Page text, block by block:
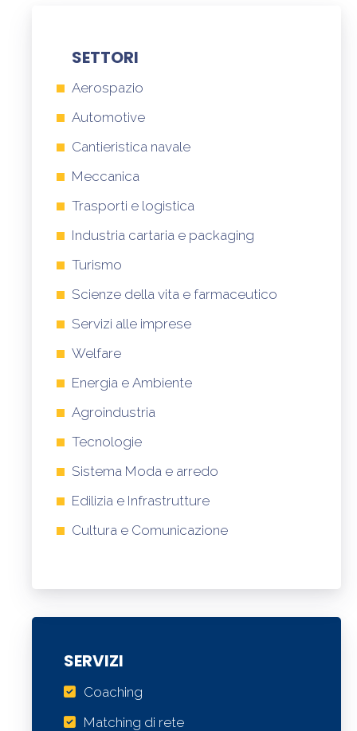
SETTORI
Aerospazio
Automotive
Cantieristica navale
Meccanica
Trasporti e logistica
Industria cartaria e packaging
Turismo
Scienze della vita e farmaceutico
Servizi alle imprese
Welfare
Energia e Ambiente
Agroindustria
Tecnologie
Sistema Moda e arredo
Edilizia e Infrastrutture
Cultura e Comunicazione
SERVIZI
Coaching
Matching di rete